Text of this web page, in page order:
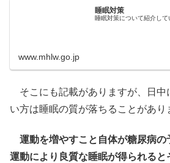
睡眠対策
睡眠対策について紹介して
www.mhlw.go.jp
そこにも記載がありますが、日中
い方は睡眠の質が落ちることがあり
運動を増やすこと自体が糖尿病の
運動により良質な睡眠が得られると